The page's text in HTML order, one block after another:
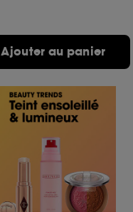
Ajouter au panier